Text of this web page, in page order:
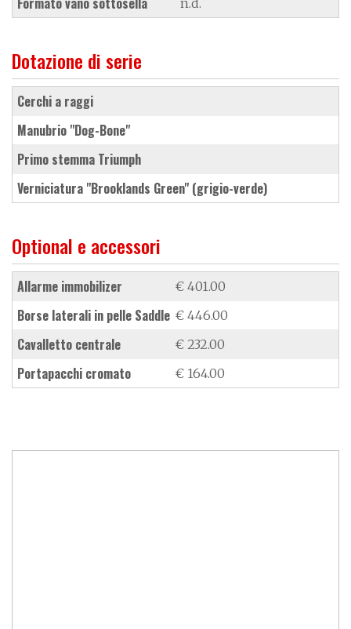
Dotazione di serie
cerchi a raggi
manubrio "Dog-Bone"
primo stemma Triumph
verniciatura "Brooklands Green" (grigio-verde)
Optional e accessori
allarme immobilizer € 401.00
borse laterali in pelle Saddle € 446.00
cavalletto centrale € 232.00
portapacchi cromato € 164.00